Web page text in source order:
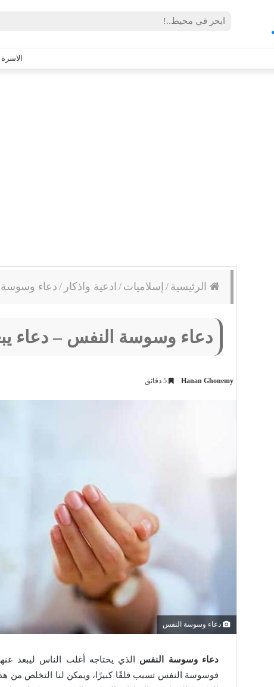
الاسرة
الرئيسية / إسلاميات / ادعية واذكار / دعاء وسوسة
دعاء وسوسة النفس – دعاء
Hanan Ghonemy
دعاء وسوسة النفس
دعاء وسوسة النفس
الذي يحتاجه أغلب الناس ليبعد
فوسوسة النفس تسبب قلقًا كبيرًا، ويمكن لنا التخلص من